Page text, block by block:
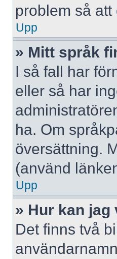
problem så
Upp
» Mitt språk
I så fall har
eller så har
ha. Om
översättning.
(använd
Upp
» Hur kan
Det finns två